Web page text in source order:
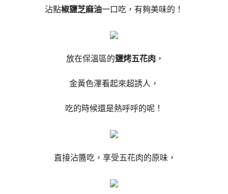
沾點椒鹽芝麻油一口吃，有夠美味的！
放在保溫區的鹽烤五花肉 ，
金黃色澤看起來超誘人，
吃的時候還是熱呼呼的呢！
直接沾醬吃，享受五花肉的原味，